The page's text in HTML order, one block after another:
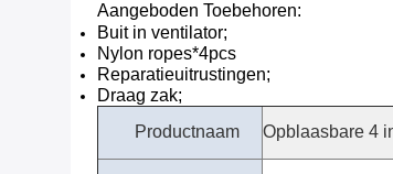
Aangeboden Toebehoren:
Buit in ventilator;
Nylon ropes*4pcs
Reparatieuitrustingen;
Draag zak;
Productnaam
Opblaasbare 4